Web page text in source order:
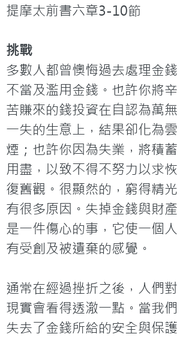
提摩太前書六章3-10節
挑戰
多數人都曾懊悔過去處理金錢
不當及濫用金錢。也許你將辛
苦賺來的錢投資在自認為萬無
一失的生意上，結果卻化為雲
煙；也許你因為失業，將積蓄
用盡，以致不得不努力以求恢
復舊觀。很顯然的，窮得精光
有很多原因。失掉金錢與財產
是一件傷心的事，它使一個人
有受創及被遺棄的感覺。
通常在經過挫折之後，人們對
現實會看得透澈一點。當我們
失去了金錢所給的安全與保護